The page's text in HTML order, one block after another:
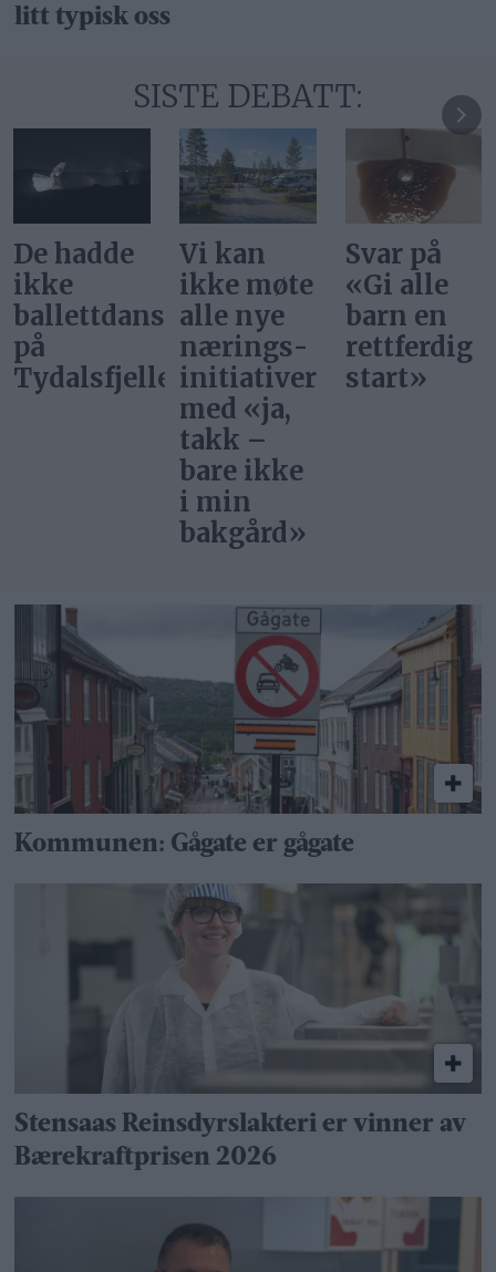
litt typisk oss
SISTE DEBATT:
Vi kan
ikke møte
alle nye
nærings­
initiativer
Svar på
«Gi alle
barn en
rettferdig
start»
Ønsker vi
at
bor i
Norge?
Kommunen: Gågate er gågate
Stensaas Reinsdyrslakteri er vinner av
Bærekraftprisen 2026